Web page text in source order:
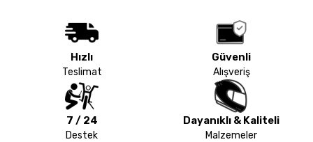
Hızlı
Teslimat
Güvenli
Alışveriş
7 / 24
Destek
Dayanıklı & Kaliteli
Malzemeler